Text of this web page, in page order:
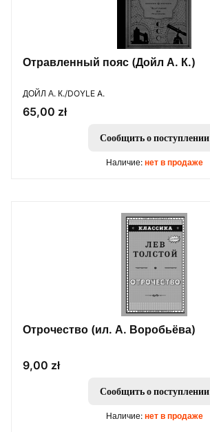
Отравленный пояс (Дойл А. К.)
ПРОИЗВОДИТЕЛЬ
ДОЙЛ А. К./DOYLE A.
Цена
65,00 zł
Сообщить о поступлении
Наличие: нет в продаже
Отрочество (ил. А. Воробьёва)
Цена
9,00 zł
Сообщить о поступлении
Наличие: нет в продаже